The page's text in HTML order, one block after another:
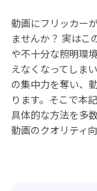
動画にフリッカー
ませんか？ 実はこ
や不十分な照明環
えなくなってしま
の集中力を奪い、
ります。そこで本
具体的な方法を多
動画のクオリティ